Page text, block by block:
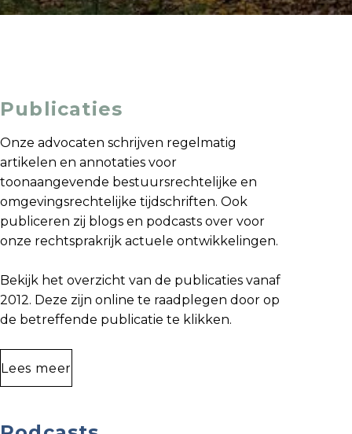
Publicaties
Onze advocaten schrijven regelmatig
artikelen en annotaties voor
toonaangevende bestuursrechtelijke en
omgevingsrechtelijke tijdschriften. Ook
publiceren zij blogs en podcasts over voor
onze rechtsprakrijk actuele ontwikkelingen.
Bekijk het overzicht van de publicaties vanaf
2012. Deze zijn online te raadplegen door op
de betreffende publicatie te klikken.
Lees meer